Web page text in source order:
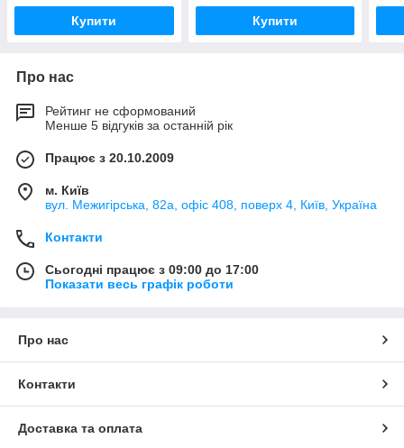
Купити Купити
Про нас
Рейтинг не сформований
Менше 5 відгуків за останній рік
Працює з 20.10.2009
м. Київ
вул. Межигірська, 82а, офіс 408, поверх 4, Київ, Україна
Контакти
Сьогодні працює з 09:00 до 17:00
Показати весь графік роботи
Про нас
Контакти
Доставка та оплата